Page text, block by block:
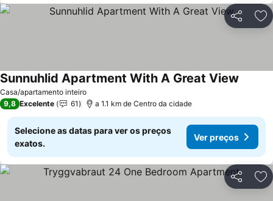
Partilhar
Casa/apartamento inteiro
Sunnuhlid Apartment With A Great View
9,8 Excelente 61 a 1.1 km de Centro da cidade
Selecione as datas para ver os preços
exatos.
Ver preços
Partilhar